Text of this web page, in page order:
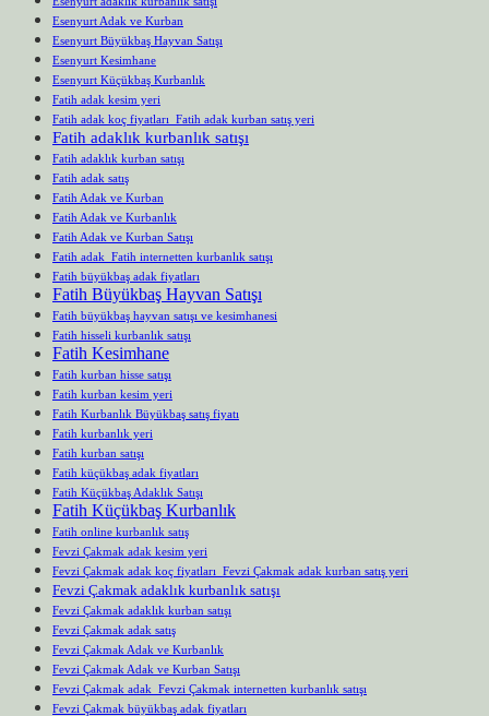
Esenyurt Adak ve Kurban
Esenyurt Büyükbaş Hayvan Satışı
Esenyurt Kesimhane
Esenyurt Küçükbaş Kurbanlık
Fatih adak kesim yeri
Fatih adak koç fiyatları Fatih adak kurban satış yeri
Fatih adaklık kurbanlık satışı
Fatih adaklık kurban satışı
Fatih adak satış
Fatih Adak ve Kurban
Fatih Adak ve Kurbanlık
Fatih Adak ve Kurban Satışı
Fatih adak Fatih internetten kurbanlık satışı
Fatih büyükbaş adak fiyatları
Fatih Büyükbaş Hayvan Satışı
Fatih büyükbaş hayvan satışı ve kesimhanesi
Fatih hisseli kurbanlık satışı
Fatih Kesimhane
Fatih kurban hisse satışı
Fatih kurban kesim yeri
Fatih Kurbanlık Büyükbaş satış fiyatı
Fatih kurbanlık yeri
Fatih kurban satışı
Fatih küçükbaş adak fiyatları
Fatih Küçükbaş Adaklık Satışı
Fatih Küçükbaş Kurbanlık
Fatih online kurbanlık satış
Fevzi Çakmak adak kesim yeri
Fevzi Çakmak adak koç fiyatları Fevzi Çakmak adak kurban satış yeri
Fevzi Çakmak adaklık kurbanlık satışı
Fevzi Çakmak adaklık kurban satışı
Fevzi Çakmak adak satış
Fevzi Çakmak Adak ve Kurbanlık
Fevzi Çakmak Adak ve Kurban Satışı
Fevzi Çakmak adak Fevzi Çakmak internetten kurbanlık satışı
Fevzi Çakmak büyükbaş adak fiyatları